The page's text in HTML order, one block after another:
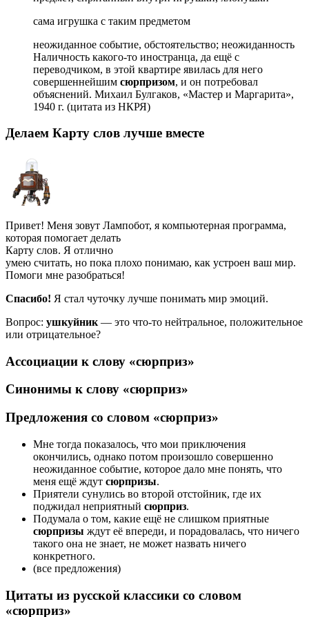
сама игрушка с таким предметом
неожиданное событие, обстоятельство; неожиданность
Наличность какого-то иностранца, да ещё с
переводчиком, в этой квартире явилась для него
совершеннейшим сюрпризом, и он потребовал
объяснений. Михаил Булгаков, «Мастер и Маргарита»,
1940 г. (цитата из НКРЯ)
Делаем Карту слов лучше вместе
Привет! Меня зовут Лампобот, я компьютерная программа,
которая помогает делать
Карту слов. Я отлично
умею считать, но пока плохо понимаю, как устроен ваш мир.
Помоги мне разобраться!
Спасибо! Я стал чуточку лучше понимать мир эмоций.
Вопрос: ушкуйник — это что-то нейтральное, положительное
или отрицательное?
Ассоциации к слову «сюрприз»
Синонимы к слову «сюрприз»
Предложения со словом «сюрприз»
Мне тогда показалось, что мои приключения
окончились, однако потом произошло совершенно
неожиданное событие, которое дало мне понять, что
меня ещё ждут сюрпризы.
Приятели сунулись во второй отстойник, где их
поджидал неприятный сюрприз.
Подумала о том, какие ещё не слишком приятные
сюрпризы ждут её впереди, и порадовалась, что ничего
такого она не знает, не может назвать ничего
конкретного.
(все предложения)
Цитаты из русской классики со словом
«сюрприз»